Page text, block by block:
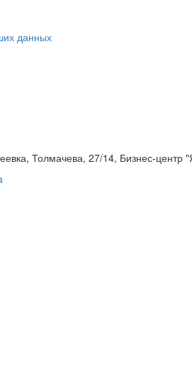
данных
Толмачева, 27/14, Бизнес-центр